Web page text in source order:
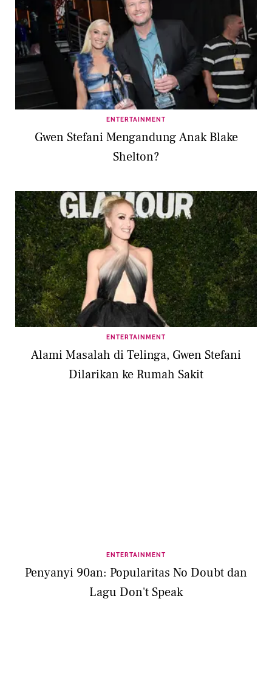
ENTERTAINMENT
Gwen Stefani Mengandung Anak Blake
Shelton?
ENTERTAINMENT
Alami Masalah di Telinga, Gwen Stefani
Dilarikan ke Rumah Sakit
ENTERTAINMENT
Penyanyi 90an: Popularitas No Doubt dan
Lagu Don't Speak